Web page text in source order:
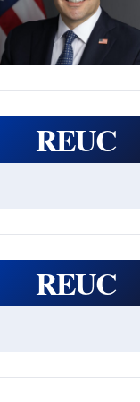
REUC
REUC